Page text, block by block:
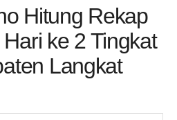
Hitung Rekap
ke 2 Tingkat
Langkat